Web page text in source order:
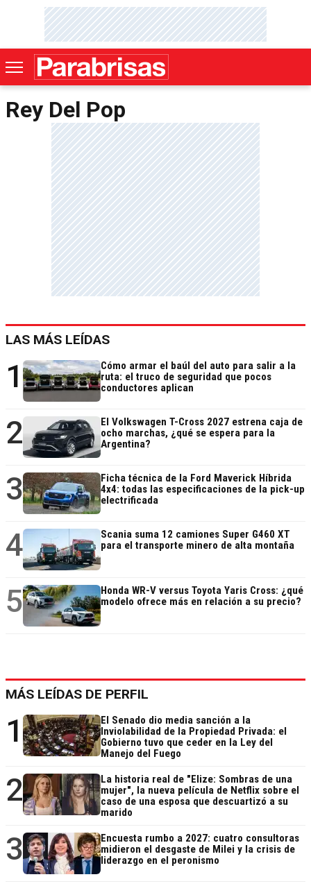
Rey Del Pop
LAS MÁS LEÍDAS
1
Cómo armar el baúl del auto para salir a la
ruta: el truco de seguridad que pocos
conductores aplican
2
El Volkswagen T-Cross 2027 estrena caja de
ocho marchas, ¿qué se espera para la
Argentina?
3
Ficha técnica de la Ford Maverick Híbrida
4x4: todas las especificaciones de la pick-up
electrificada
4
Scania suma 12 camiones Super G460 XT
para el transporte minero de alta montaña
5
Honda WR-V versus Toyota Yaris Cross: ¿qué
modelo ofrece más en relación a su precio?
MÁS LEÍDAS DE PERFIL
1
El Senado dio media sanción a la
Inviolabilidad de la Propiedad Privada: el
Gobierno tuvo que ceder en la Ley del
Manejo del Fuego
2
La historia real de "Elize: Sombras de una
mujer", la nueva película de Netflix sobre el
caso de una esposa que descuartizó a su
marido
3
Encuesta rumbo a 2027: cuatro consultoras
midieron el desgaste de Milei y la crisis de
liderazgo en el peronismo